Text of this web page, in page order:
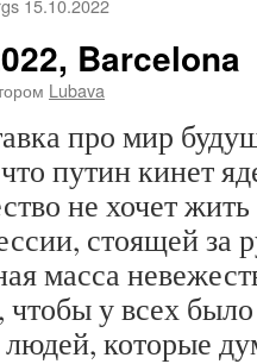
15.10.2022
Barcelona
Lubava
про мир
что путин кинет
не хочет
стоящей за
масса
чтобы у всех
которые